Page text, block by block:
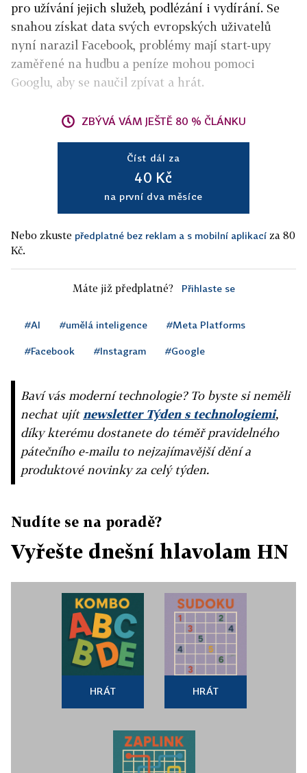
pro užívání jejich služeb, podlézání i vydírání. Se
snahou získat data svých evropských uživatelů
nyní narazil Facebook, problémy mají start-upy
zaměřené na hudbu a peníze mohou pomoci
Googlu, aby se naučil zpívat a hrát.
ZBÝVÁ VÁM JEŠTĚ 80 % ČLÁNKU
Číst dál za
40 Kč
na první dva měsíce
Nebo zkuste předplatné bez reklam a s mobilní aplikací za 80
Kč.
Máte již předplatné? Přihlaste se
#AI #umělá inteligence #Meta Platforms
#Facebook #Instagram #Google
Baví vás moderní technologie? To byste si neměli
nechat ujít newsletter Týden s technologiemi,
díky kterému dostanete do téměř pravidelného
pátečního e-mailu to nejzajímavější dění a
produktové novinky za celý týden.
Nudíte se na poradě?
Vyřešte dnešní hlavolam HN
HRÁT HRÁT